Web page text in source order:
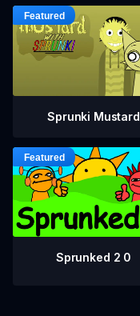
Sprunki Mustard
Sprunked 2 0